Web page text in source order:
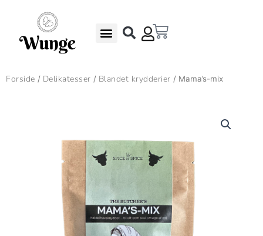
Kurv
Forside / Delikatesser / Blandet krydderier / Mama’s-mix